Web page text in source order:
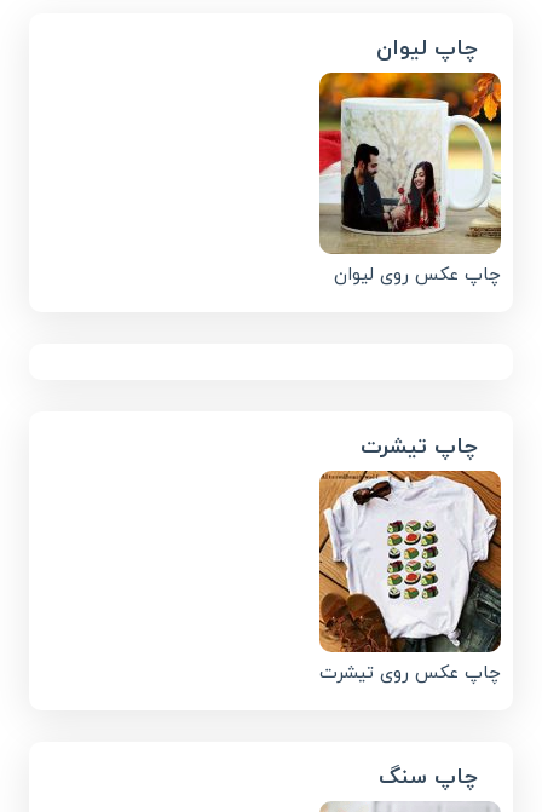
چاپ لیوان
چاپ عکس روی لیوان
چاپ تیشرت
چاپ عکس روی تیشرت
چاپ سنگ